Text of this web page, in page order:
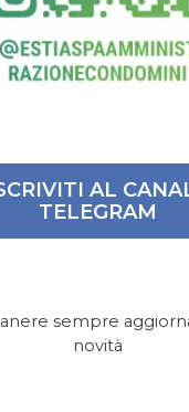
AL
TELEGRAM
sempre
novità